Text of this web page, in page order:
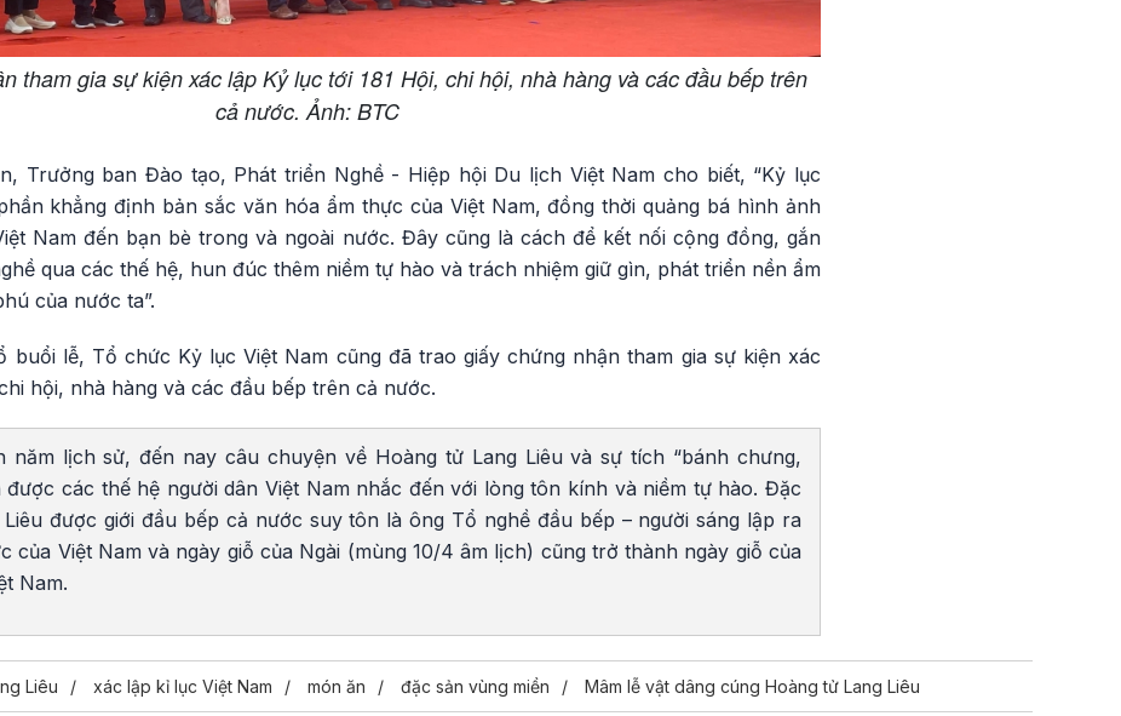
tham gia sự kiện xác lập Kỷ lục tới 181 Hội, chi hội, nhà hàng và các đầu bếp trên
cả nước. Ảnh: BTC
Trưởng ban Đào tạo, Phát triển Nghề - Hiệp hội Du lịch Việt Nam cho biết, “Kỷ lục
khẳng định bản sắc văn hóa ẩm thực của Việt Nam, đồng thời quảng bá hình ảnh
Nam đến bạn bè trong và ngoài nước. Đây cũng là cách để kết nối cộng đồng, gắn
qua các thế hệ, hun đúc thêm niềm tự hào và trách nhiệm giữ gìn, phát triển nền ẩm
của nước ta”.
buổi lễ, Tổ chức Kỷ lục Việt Nam cũng đã trao giấy chứng nhận tham gia sự kiện xác
hội, nhà hàng và các đầu bếp trên cả nước.
năm lịch sử, đến nay câu chuyện về Hoàng tử Lang Liêu và sự tích “bánh chưng,
được các thế hệ người dân Việt Nam nhắc đến với lòng tôn kính và niềm tự hào. Đặc
được giới đầu bếp cả nước suy tôn là ông Tổ nghề đầu bếp – người sáng lập ra
của Việt Nam và ngày giỗ của Ngài (mùng 10/4 âm lịch) cũng trở thành ngày giỗ của
Nam.
Liêu xác lập kỉ lục Việt Nam món ăn đặc sản vùng miền Mâm lễ vật dâng cúng Hoàng tử Lang Liêu